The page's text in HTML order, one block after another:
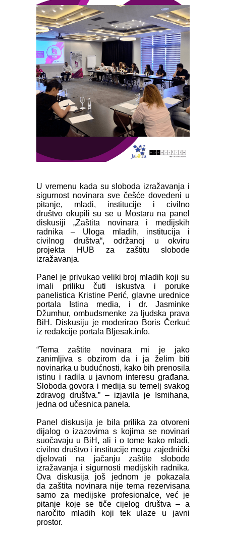
U vremenu kada su sloboda izražavanja i
sigurnost novinara sve češće dovedeni u
pitanje, mladi, institucije i civilno
društvo okupili su se u Mostaru na panel
diskusiji „Zaštita novinara i medijskih
radnika – Uloga mladih, institucija i
civilnog društva“, održanoj u okviru
projekta HUB za zaštitu slobode
izražavanja.
Panel je privukao veliki broj mladih koji su
imali priliku čuti iskustva i poruke
panelistica Kristine Perić, glavne urednice
portala Istina media, i dr. Jasminke
Džumhur, ombudsmenke za ljudska prava
BiH. Diskusiju je moderirao Boris Čerkuć
iz redakcije portala Bljesak.info.
“Tema zaštite novinara mi je jako
zanimljiva s obzirom da i ja želim biti
novinarka u budućnosti, kako bih prenosila
istinu i radila u javnom interesu građana.
Sloboda govora i medija su temelj svakog
zdravog društva.” – izjavila je Ismihana,
jedna od učesnica panela.
Panel diskusija je bila prilika za otvoreni
dijalog o izazovima s kojima se novinari
suočavaju u BiH, ali i o tome kako mladi,
civilno društvo i institucije mogu zajednički
djelovati na jačanju zaštite slobode
izražavanja i sigurnosti medijskih radnika.
Ova diskusija još jednom je pokazala
da zaštita novinara nije tema rezervisana
samo za medijske profesionalce, već je
pitanje koje se tiče cijelog društva – a
naročito mladih koji tek ulaze u javni
prostor.